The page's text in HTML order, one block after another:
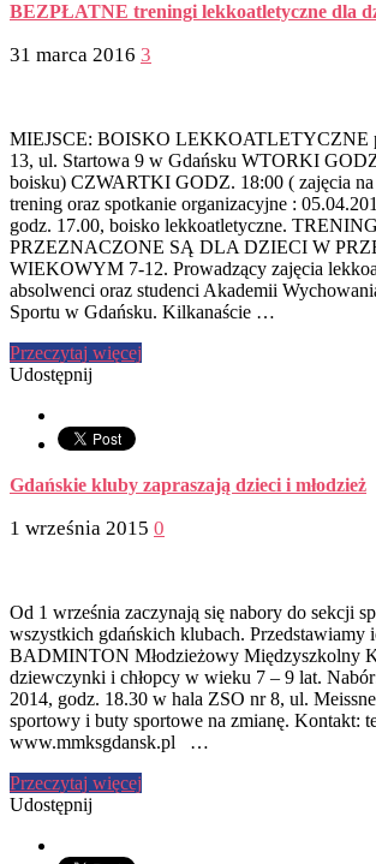
BEZPŁATNE treningi lekkoatletyczne dla
31 marca 2016 3
MIEJSCE: BOISKO LEKKOATLETYCZNE
13, ul. Startowa 9 w Gdańsku WTORKI
boisku) CZWARTKI GODZ. 18:00 ( zajęcia
trening oraz spotkanie organizacyjne :
godz. 17.00, boisko lekkoatletyczne.
PRZEZNACZONE SĄ DLA DZIECI W
WIEKOWYM 7-12. Prowadzący zajęcia
absolwenci oraz studenci Akademii
Sportu w Gdańsku. Kilkanaście …
Przeczytaj więcej
Udostępnij
Gdańskie kluby zapraszają dzieci i młodzież
1 września 2015 0
Od 1 września zaczynają się nabory do sekcji
wszystkich gdańskich klubach. Przedstawiamy
BADMINTON Młodzieżowy Międzyszkolny
dziewczynki i chłopcy w wieku 7 – 9 lat.
2014, godz. 18.30 w hala ZSO nr 8, ul.
sportowy i buty sportowe na zmianę. Kontakt:
www.mmksgdansk.pl …
Przeczytaj więcej
Udostępnij